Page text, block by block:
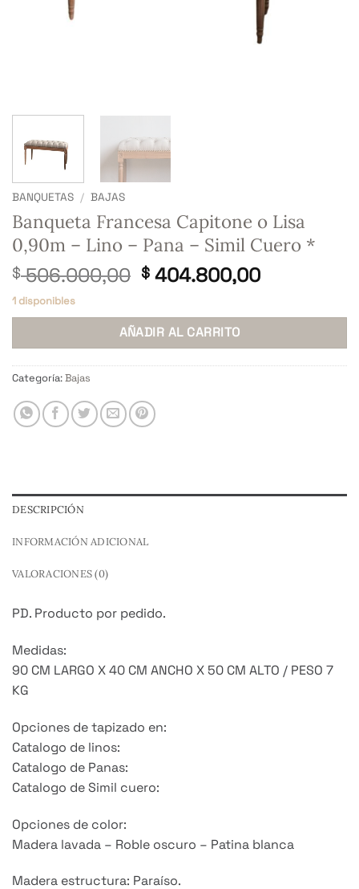
BANQUETAS / BAJAS
Banqueta Francesa Capitone o Lisa
0,90m – Lino – Pana – Simil Cuero *
$506.000,00 El
original
era:
$ 506.000,00.
$ 404.800,00El
actual
$
1 disponibles
AÑADIR AL CARRITO
Categoría:Bajas
DESCRIPCIÓN
INFORMACIÓN ADICIONAL
VALORACIONES (0)
PD. Producto por pedido.
Medidas:
90 CM LARGO X 40 CM ANCHO X 50 CM ALTO / PESO 7
KG
Opciones de tapizado en:
Catalogo de linos:
Catalogo de Panas:
Catalogo de Simil cuero:
Opciones de color:
Madera lavada – Roble oscuro – Patina blanca
Madera estructura: Paraíso.